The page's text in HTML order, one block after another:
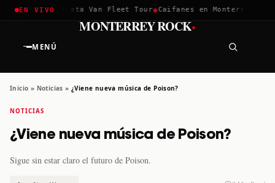
EN VIVO
2026 ✱Greta Van Fleet Tour✱Caifanes en Monterrey · 12
MENÚ
MONTERREY ROCK·
Inicio » Noticias » ¿Viene nueva música de Poison?
NOTICIAS
¿Viene nueva música de Poison?
Sigue sin estar claro el futuro de Poison.